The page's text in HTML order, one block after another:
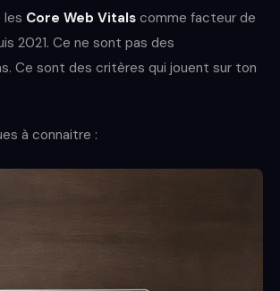
les Core Web Vitals comme facteur de
2021. Ce ne sont pas des
Ce sont des critères qui jouent sur ton
à connaitre :